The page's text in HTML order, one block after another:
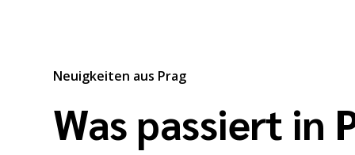
Neuigkeiten aus Prag
Was passiert in